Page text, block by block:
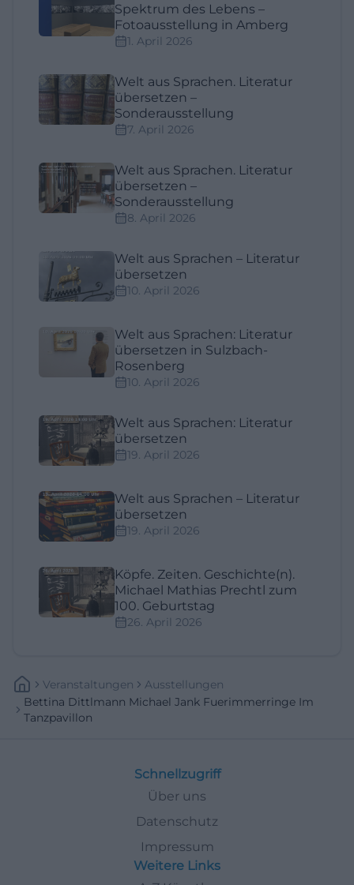
Spektrum des Lebens –
Fotoausstellung in Amberg
1. April 2026
Welt aus Sprachen. Literatur
übersetzen –
Sonderausstellung
7. April 2026
Welt aus Sprachen. Literatur
übersetzen –
Sonderausstellung
8. April 2026
Welt aus Sprachen – Literatur
übersetzen
10. April 2026
Welt aus Sprachen: Literatur
übersetzen in Sulzbach-
Rosenberg
10. April 2026
Welt aus Sprachen: Literatur
übersetzen
19. April 2026
Welt aus Sprachen – Literatur
übersetzen
19. April 2026
Köpfe. Zeiten. Geschichte(n).
Michael Mathias Prechtl zum
100. Geburtstag
26. April 2026
Veranstaltungen
Ausstellungen
Bettina Dittlmann Michael Jank Fuerimmerringe Im
Tanzpavillon
Schnellzugriff
Über uns
Datenschutz
Impressum
Weitere Links